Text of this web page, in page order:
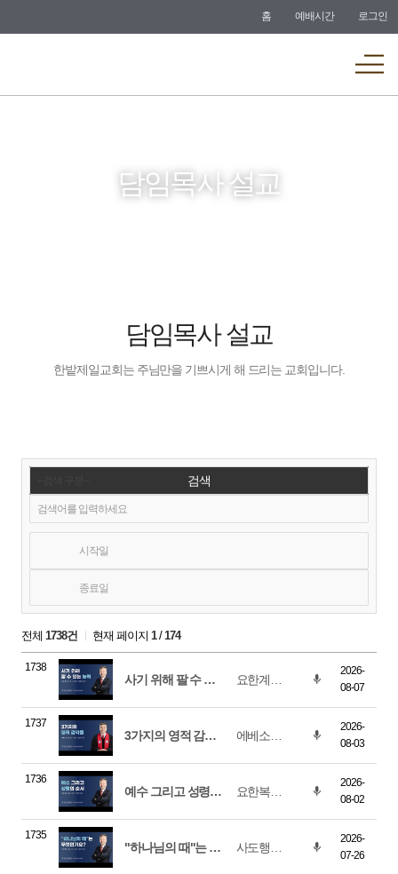
홈 예배시간 로그인
담임목사 설교
담임목사 설교
한밭제일교회는 주님만을 기쁘시게 해 드리는 교회입니다.
검색
전체 1738건 현재 페이지1/174
1738
사기 위해 팔 수 있는 능력
2026-
08-07
1737
3가지의 영적 감각들
2026-
08-03
1736
예수 그리고 성령의 순서
2026-
08-02
1735
"하나님의 때"는 무엇인가요?
2026-
07-26